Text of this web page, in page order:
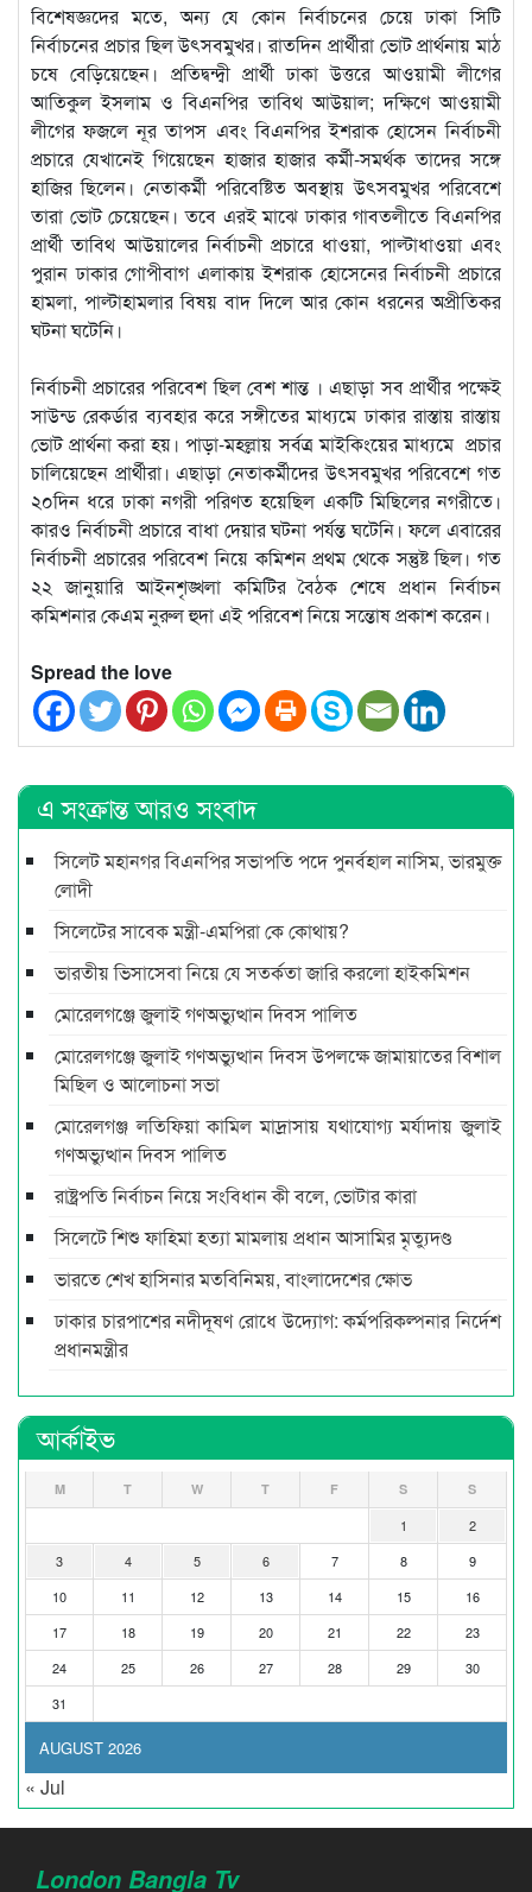
বিশেষজ্ঞদের মতে, অন্য যে কোন নির্বাচনের চেয়ে ঢাকা সিটি
নির্বাচনের প্রচার ছিল উৎসবমুখর। রাতদিন প্রার্থীরা ভোট প্রার্থনায় মাঠ
চষে বেড়িয়েছেন। প্রতিদ্বন্দ্বী প্রার্থী ঢাকা উত্তরে আওয়ামী লীগের
আতিকুল ইসলাম ও বিএনপির তাবিথ আউয়াল; দক্ষিণে আওয়ামী
লীগের ফজলে নূর তাপস এবং বিএনপির ইশরাক হোসেন নির্বাচনী
প্রচারে যেখানেই গিয়েছেন হাজার হাজার কর্মী-সমর্থক তাদের সঙ্গে
হাজির ছিলেন। নেতাকর্মী পরিবেষ্টিত অবস্থায় উৎসবমুখর পরিবেশে
তারা ভোট চেয়েছেন। তবে এরই মাঝে ঢাকার গাবতলীতে বিএনপির
প্রার্থী তাবিথ আউয়ালের নির্বাচনী প্রচারে ধাওয়া, পাল্টাধাওয়া এবং
পুরান ঢাকার গোপীবাগ এলাকায় ইশরাক হোসেনের নির্বাচনী প্রচারে
হামলা, পাল্টাহামলার বিষয় বাদ দিলে আর কোন ধরনের অপ্রীতিকর
ঘটনা ঘটেনি।
নির্বাচনী প্রচারের পরিবেশ ছিল বেশ শান্ত । এছাড়া সব প্রার্থীর পক্ষেই
সাউন্ড রেকর্ডার ব্যবহার করে সঙ্গীতের মাধ্যমে ঢাকার রাস্তায় রাস্তায়
ভোট প্রার্থনা করা হয়। পাড়া-মহল্লায় সর্বত্র মাইকিংয়ের মাধ্যমে প্রচার
চালিয়েছেন প্রার্থীরা। এছাড়া নেতাকর্মীদের উৎসবমুখর পরিবেশে গত
২০দিন ধরে ঢাকা নগরী পরিণত হয়েছিল একটি মিছিলের নগরীতে।
কারও নির্বাচনী প্রচারে বাধা দেয়ার ঘটনা পর্যন্ত ঘটেনি। ফলে এবারের
নির্বাচনী প্রচারের পরিবেশ নিয়ে কমিশন প্রথম থেকে সন্তুষ্ট ছিল। গত
২২ জানুয়ারি আইনশৃঙ্খলা কমিটির বৈঠক শেষে প্রধান নির্বাচন
কমিশনার কেএম নুরুল হুদা এই পরিবেশ নিয়ে সন্তোষ প্রকাশ করেন।
Spread the love
এ সংক্রান্ত আরও সংবাদ
সিলেট মহানগর বিএনপির সভাপতি পদে পুনর্বহাল নাসিম, ভারমুক্ত
লোদী
সিলেটের সাবেক মন্ত্রী-এমপিরা কে কোথায়?
ভারতীয় ভিসাসেবা নিয়ে যে সতর্কতা জারি করলো হাইকমিশন
মোরেলগঞ্জে জুলাই গণঅভ্যুত্থান দিবস পালিত
মোরেলগঞ্জে জুলাই গণঅভ্যুত্থান দিবস উপলক্ষে জামায়াতের বিশাল
মিছিল ও আলোচনা সভা
মোরেলগঞ্জ লতিফিয়া কামিল মাদ্রাসায় যথাযোগ্য মর্যাদায় জুলাই
গণঅভ্যুত্থান দিবস পালিত
রাষ্ট্রপতি নির্বাচন নিয়ে সংবিধান কী বলে, ভোটার কারা
সিলেটে শিশু ফাহিমা হত্যা মামলায় প্রধান আসামির মৃত্যুদণ্ড
ভারতে শেখ হাসিনার মতবিনিময়, বাংলাদেশের ক্ষোভ
ঢাকার চারপাশের নদীদূষণ রোধে উদ্যোগ: কর্মপরিকল্পনার নির্দেশ
প্রধানমন্ত্রীর
আর্কাইভ
AUGUST 2026
M T W T F S S
1
2
3
4 5 6 7 8
9
10
11 12 13 14 15
16
17
18 19 20 21 22
23
24
25 26 27 28 29
30
31
« Jul
London Bangla Tv